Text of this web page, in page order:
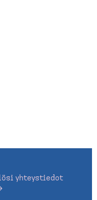
yhteystiedot